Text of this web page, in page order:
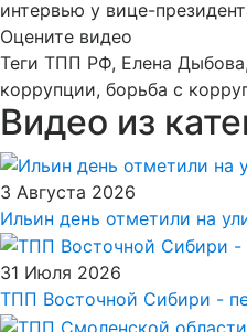
интервью у вице-
Оцените видео
Теги ТПП РФ, Елена
коррупции, борьба с
Видео из
3 Августа 2026
Ильин день отметили на
31 Июля 2026
ТПП Восточной Сибири -